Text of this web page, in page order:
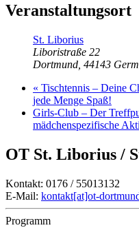
Veranstaltungsort
St. Liborius
Liboristraße 22
Dortmund 44143
« Tischtennis – Deine
jede Menge Spaß!
Girls-Club – Der
mädchenspezifische
OT St. Liborius /
Kontakt: 0176 / 55013132
E-Mail: kontakt[at]ot-
Programm